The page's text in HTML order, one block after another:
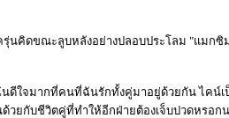
นคิดขณะลูบหลังอย่างปลอบประโลม "แมกซิ
ดีใจมากที่คนที่ฉันรักทั้งคู่มาอยู่ด้วยกัน ไคน์
วยกับชีวิตคู่ที่ทำให้อีกฝ่ายต้องเจ็บปวดหรอก